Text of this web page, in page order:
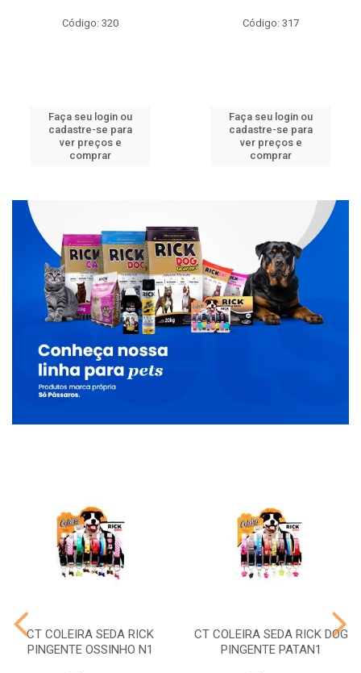
Código: 320
Faça seu login ou
cadastre-se para
ver preços e
comprar
Código: 317
Faça seu login ou
cadastre-se para
ver preços e
comprar
CT COLEIRA SEDA RICK
PINGENTE OSSINHO N1
CT COLEIRA SEDA RICK DOG
PINGENTE PATAN1